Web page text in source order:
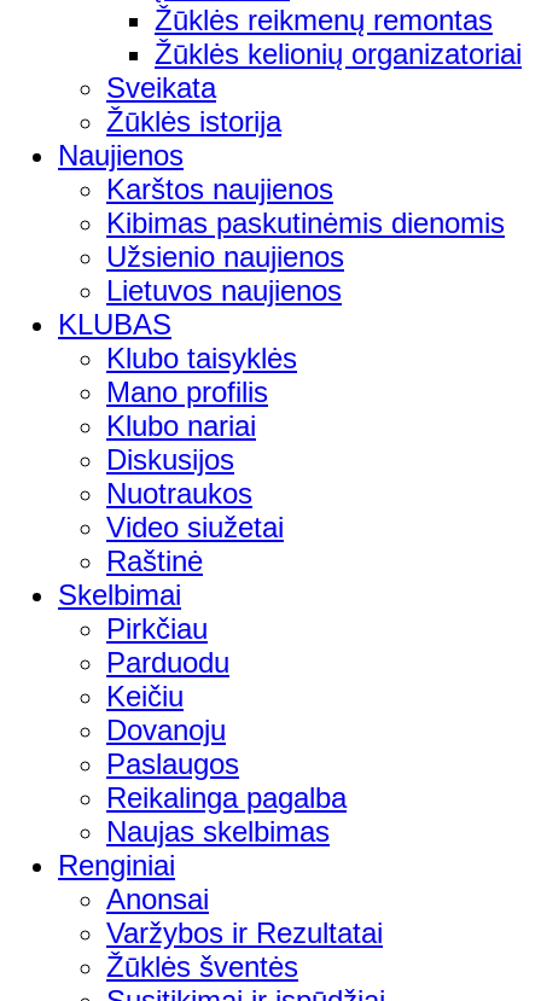
Žūklės reikmenų remontas
Žūklės kelionių organizatoriai
Sveikata
Žūklės istorija
Naujienos
Karštos naujienos
Kibimas paskutinėmis dienomis
Užsienio naujienos
Lietuvos naujienos
KLUBAS
Klubo taisyklės
Mano profilis
Klubo nariai
Diskusijos
Nuotraukos
Video siužetai
Raštinė
Skelbimai
Pirkčiau
Parduodu
Keičiu
Dovanoju
Paslaugos
Reikalinga pagalba
Naujas skelbimas
Renginiai
Anonsai
Varžybos ir Rezultatai
Žūklės šventės